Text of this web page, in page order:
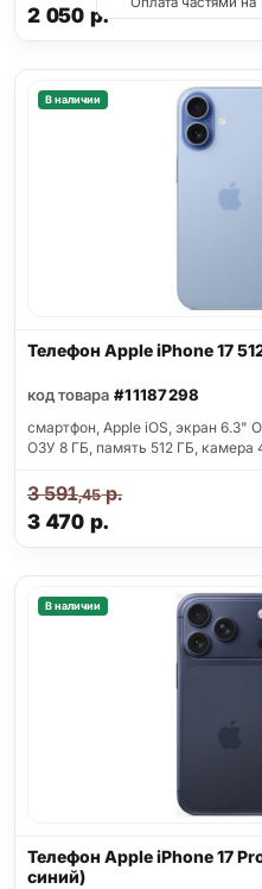
2 050 р.
В наличии
Телефон Apple iPhone 17
код товара #11187298
смартфон, Apple iOS, экран 6.3"
ОЗУ 8 ГБ, память 512 ГБ,
3 470 р.
3 591,45р.
В наличии
Телефон Apple iPhone 17
синий)